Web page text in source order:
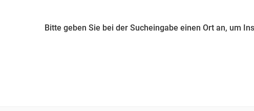
Bitte geben Sie bei der Sucheingabe einen Ort an, um